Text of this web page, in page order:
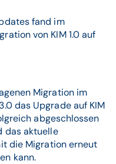
fand im
von KIM 1.0 auf
Migration im
das Upgrade auf KIM
abgeschlossen
das aktuelle
die Migration erneut
kann.